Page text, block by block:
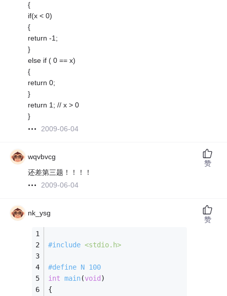
{
if(x < 0)
{
return -1;
}
else if ( 0 == x)
{
return 0;
}
return 1; // x > 0
}
2009-06-04
wqvbvcg
还差第三题！！！！
2009-06-04
赞
nk_ysg
#include <stdio.h>
#define N 100
int main(void )
{
赞